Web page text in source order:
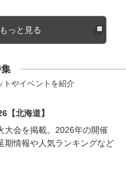
っと見る
トやイベントを紹介
【北海道】
大会を掲載。2026年の開催
期情報や人気ランキングなど